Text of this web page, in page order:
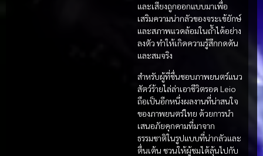
และเสียงถูกออกแบบมาเพื่อ
เสริมความน่ากลัวของจระเข้ยักษ์
และสภาพแวดล้อมในถ้ำได้อย่าง
ลงตัว ทำให้เกิดความรู้สึกกดดัน
และสมจริง
สำหรับผู้ที่ชื่นชอบภาพยนตร์แนว
สัตว์ร้ายไล่ล่าเอาชีวิตรอด Leio
ถือเป็นอีกหนึ่งผลงานที่น่าสนใจ
ของภาพยนตร์ไทย ด้วยการนำ
เสนอภัยคุกคามที่มาจาก
ธรรมชาติในรูปแบบที่น่ากลัวและ
ตื่นเต้น ชวนให้ผู้ชมได้ลุ้นไปกับ